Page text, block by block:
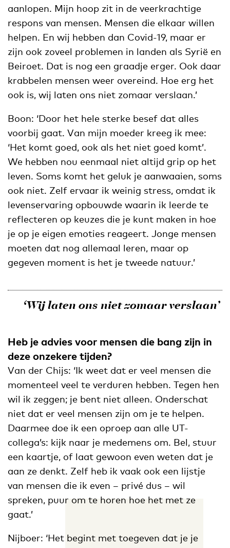
aanlopen. Mijn hoop zit in de veerkrachtige
respons van mensen. Mensen die elkaar willen
helpen. En wij hebben dan Covid-19, maar er
zijn ook zoveel problemen in landen als Syrië en
Beiroet. Dat is nog een graadje erger. Ook daar
krabbelen mensen weer overeind. Hoe erg het
ook is, wij laten ons niet zomaar verslaan.’
Boon: ‘Door het hele sterke besef dat alles
voorbij gaat. Van mijn moeder kreeg ik mee:
‘Het komt goed, ook als het niet goed komt’.
We hebben nou eenmaal niet altijd grip op het
leven. Soms komt het geluk je aanwaaien, soms
ook niet. Zelf ervaar ik weinig stress, omdat ik
levenservaring opbouwde waarin ik leerde te
reflecteren op keuzes die je kunt maken in hoe
je op je eigen emoties reageert. Jonge mensen
moeten dat nog allemaal leren, maar op
gegeven moment is het je tweede natuur.’
‘Wij laten ons niet zomaar verslaan’
Heb je advies voor mensen die bang zijn in
deze onzekere tijden?
Van der Chijs: ‘Ik weet dat er veel mensen die
momenteel veel te verduren hebben. Tegen hen
wil ik zeggen; je bent niet alleen. Onderschat
niet dat er veel mensen zijn om je te helpen.
Daarmee doe ik een oproep aan alle UT-
collega’s: kijk naar je medemens om. Bel, stuur
een kaartje, of laat gewoon even weten dat je
aan ze denkt. Zelf heb ik vaak ook een lijstje
van mensen die ik even – privé dus – wil
spreken, puur om te horen hoe het met ze
gaat.’
Nijboer: ‘Het begint met toegeven dat je je